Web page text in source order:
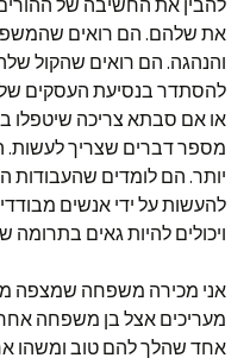
להבין את החשיבה של
את שלהם. הם רואים
והנהגה. הם רואים שהקול
להסתדר בנסיעת העסקים
או אם סבתא צריכה שיטפלו
מספר דברים שצריך לעשות.
יותר. הם לומדים שהעבודות
להעשות על ידי אנשים
ויכולים להיות גאים בתרומה
אני מכירה משפחה שמצפה
מעריכים אצל בן משפחה
אחד שהלך להם טוב ומשהו